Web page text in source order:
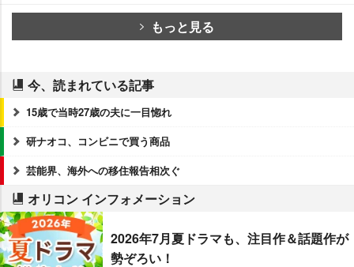
もっと見る
今、読まれている記事
15歳で当時27歳の夫に一目惚れ
研ナオコ、コンビニで買う商品
芸能界、海外への移住報告相次ぐ
オリコン インフォメーション
2026年7月夏ドラマも、注目作＆話題作が
勢ぞろい！